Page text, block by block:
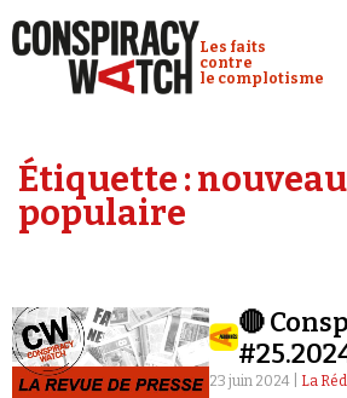
Conspiracy Watch :
Les faits
contre
le complotisme
Analyses
Émissions
Revues de
Étiquette :
populaire
🔴
23 juin 2024 | La